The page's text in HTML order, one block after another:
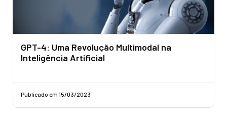
GPT-4: Uma Revolução Multimodal na
Inteligência Artificial
Publicado em 15/03/2023